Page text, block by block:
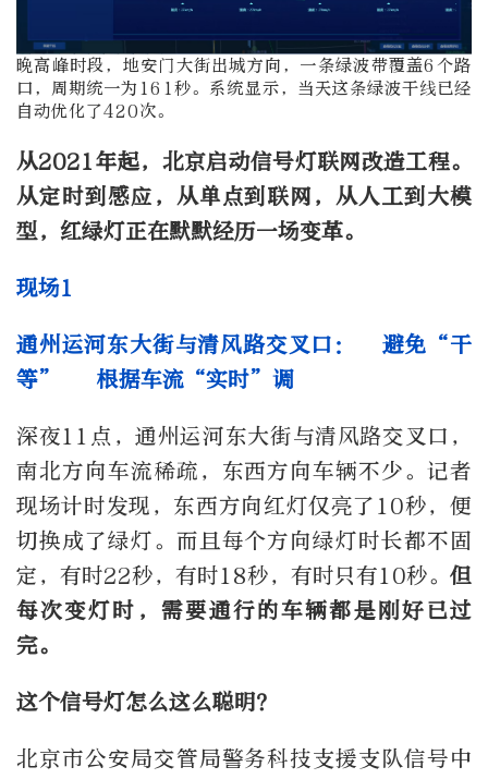
晚高峰时段，地安门大街出城方向，一条绿波带覆盖6个路
口，周期统一为161秒。系统显示，当天这条绿波干线已经
自动优化了420次。
从2021年起，北京启动信号灯联网改造工程。
从定时到感应，从单点到联网，从人工到大模
型，红绿灯正在默默经历一场变革。
现场1
通州运河东大街与清风路交叉口： 避免“干
等” 根据车流“实时”调
深夜11点，通州运河东大街与清风路交叉口，
南北方向车流稀疏，东西方向车辆不少。记者
现场计时发现，东西方向红灯仅亮了10秒，便
切换成了绿灯。而且每个方向绿灯时长都不固
定，有时22秒，有时18秒，有时只有10秒。 但
每次变灯时，需要通行的车辆都是刚好已过
完。
这个信号灯怎么这么聪明？
北京市公安局交管局警务科技支援支队信号中